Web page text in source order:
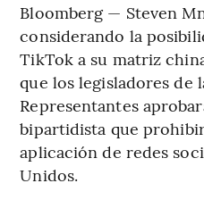
Bloomberg — Steven
considerando la
TikTok a su matriz
que los legisladores de
Representantes
bipartidista que
aplicación de redes
Unidos.